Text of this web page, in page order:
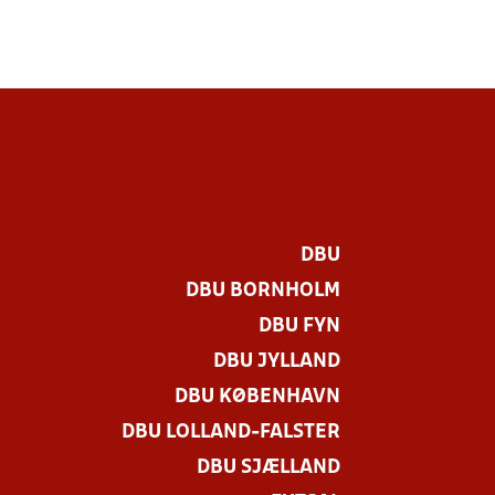
DBU
DBU BORNHOLM
DBU FYN
DBU JYLLAND
DBU KØBENHAVN
DBU LOLLAND-FALSTER
DBU SJÆLLAND